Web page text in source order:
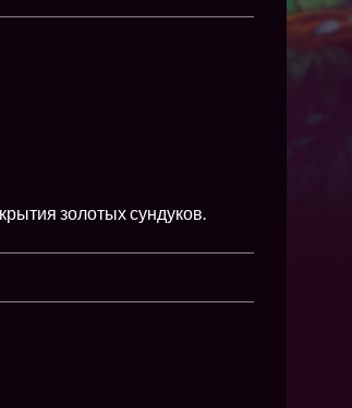
NEW
золотых сундуков.